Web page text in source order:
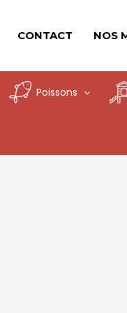
CONTACT NOS
Poissons